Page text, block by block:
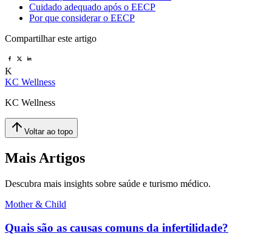
Cuidado adequado após o EECP
Por que considerar o EECP
Compartilhar este artigo
K
KC Wellness
KC Wellness
Voltar ao topo
Mais Artigos
Descubra mais insights sobre saúde e turismo médico.
Mother & Child
Quais são as causas comuns da infertilidade?